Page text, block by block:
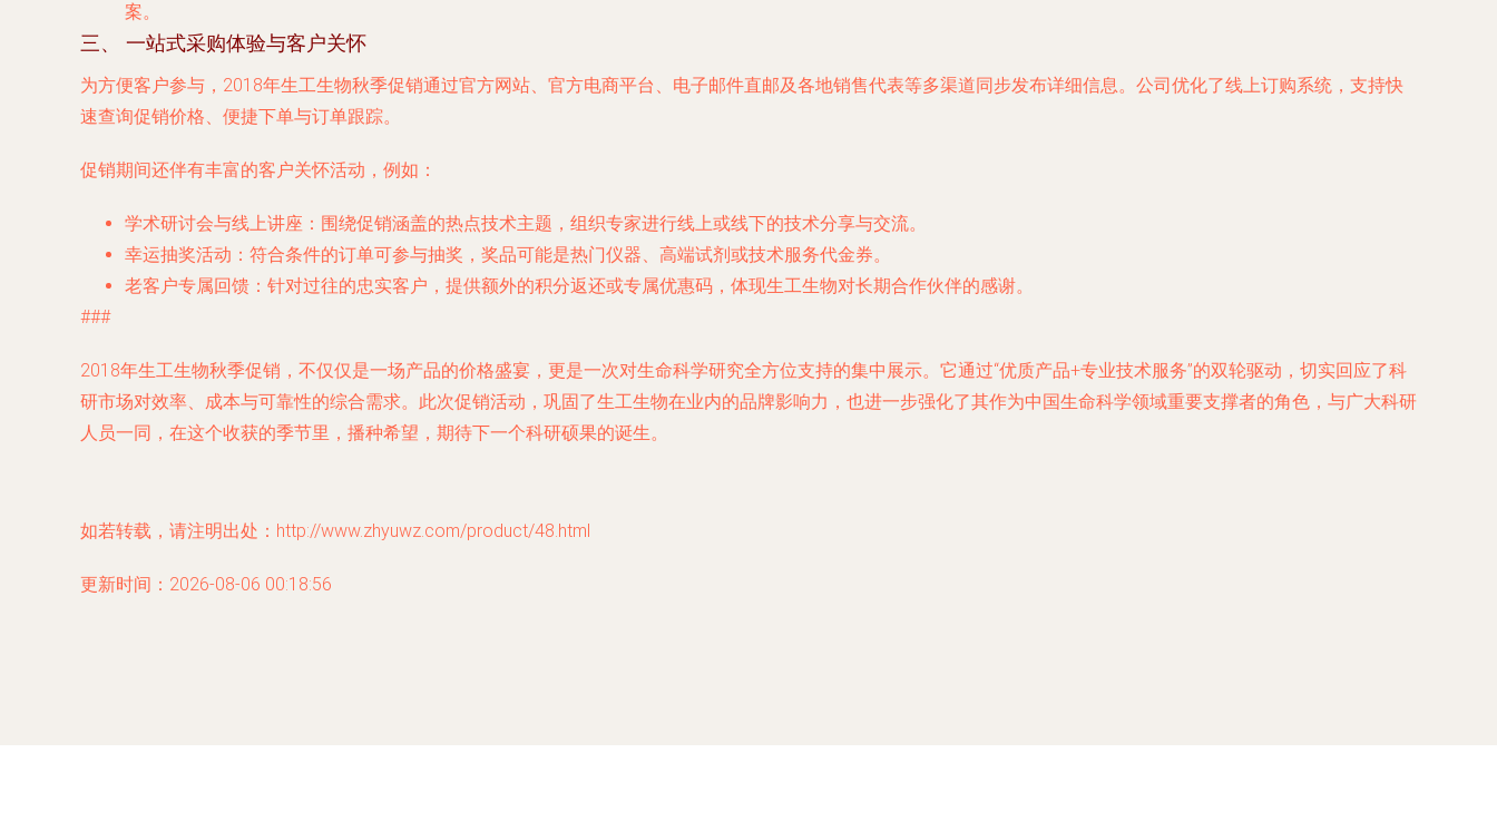
案。
三、 一站式采购体验与客户关怀
为方便客户参与，2018年生工生物秋季促销通过官方网站、官方电商平台、电子邮件直邮及各地销售代表等多渠道同步发布详细信息。公司优化了线上订购系统，支持快
速查询促销价格、便捷下单与订单跟踪。
促销期间还伴有丰富的客户关怀活动，例如：
学术研讨会与线上讲座 ：围绕促销涵盖的热点技术主题，组织专家进行线上或线下的技术分享与交流。
幸运抽奖活动 ：符合条件的订单可参与抽奖，奖品可能是热门仪器、高端试剂或技术服务代金券。
老客户专属回馈 ：针对过往的忠实客户，提供额外的积分返还或专属优惠码，体现生工生物对长期合作伙伴的感谢。
###
2018年生工生物秋季促销，不仅仅是一场产品的价格盛宴，更是一次对生命科学研究全方位支持的集中展示。它通过“优质产品+专业技术服务”的双轮驱动，切实回应了科
研市场对效率、成本与可靠性的综合需求。此次促销活动，巩固了生工生物在业内的品牌影响力，也进一步强化了其作为中国生命科学领域重要支撑者的角色，与广大科研
人员一同，在这个收获的季节里，播种希望，期待下一个科研硕果的诞生。
如若转载，请注明出处：http://www.zhyuwz.com/product/48.html
更新时间：2026-08-06 00:18:56